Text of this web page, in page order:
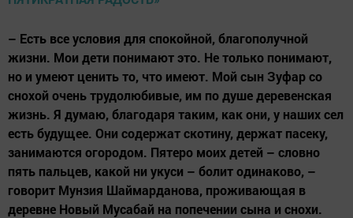
– Есть все условия для спокойной, благополучной
жизни. Мои дети понимают это. Не только понимают,
но и умеют ценить то, что имеют. Мой сын Зуфар со
снохой очень трудолюбивые, им по душе деревенская
жизнь. Я думаю, благодаря таким, как они, у наших сел
есть будущее. Они содержат скотину, держат пасеку,
занимаются огородом. Пятеро моих детей – словно
пять пальцев, какой ни укуси – болит одинаково, –
говорит Мунзия Шаймарданова, проживающая в
деревне Новый Мусабай на попечении сына и снохи.